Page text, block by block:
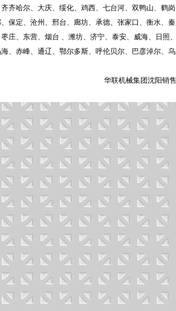
齐哈尔、大庆、绥化、鸡西、七台河、双鸭山、鹤
保定、沧州、邢台、廊坊、承德、张家口、衡水、
庄、东营、烟台 、潍坊、济宁、泰安、威海、日照
、赤峰、通辽、鄂尔多斯、呼伦贝尔、巴彦淖尔、
华联机械集团沈阳销